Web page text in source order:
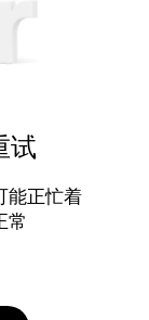
试
能正忙着
常